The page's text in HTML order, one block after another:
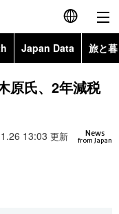
English
简体字
Japan Data 旅と
Topics
原氏、2年減税
News
from Japan
13:03 更新